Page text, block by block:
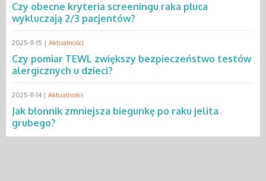
Czy obecne kryteria screeningu raka płuca
wykluczają 2/3 pacjentów?
2025-11-15 | Aktualności
Czy pomiar TEWL zwiększy bezpieczeństwo testów
alergicznych u dzieci?
2025-11-14 | Aktualności
Jak błonnik zmniejsza biegunkę po raku jelita
grubego?